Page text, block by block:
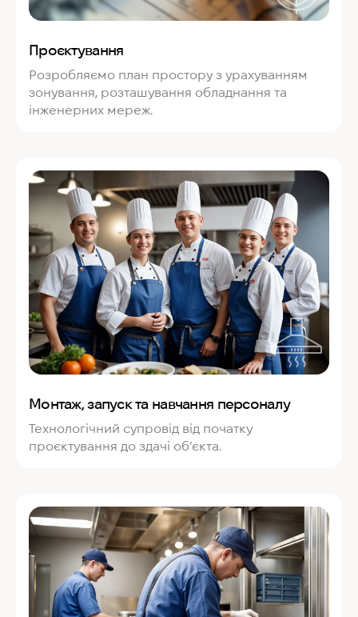
Проєктування
Розробляємо план простору з урахуванням
зонування, розташування обладнання та
інженерних мереж.
Монтаж, запуск та навчання персоналу
Технологічний супровід від початку
проєктування до здачі об’єкта.